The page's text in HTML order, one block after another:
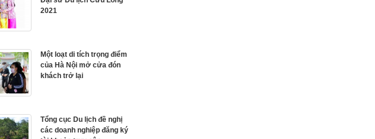
2021
Một loạt di tích trọng điểm
của Hà Nội mở cửa đón
khách trở lại
Tổng cục Du lịch đề nghị
các doanh nghiệp đăng ký